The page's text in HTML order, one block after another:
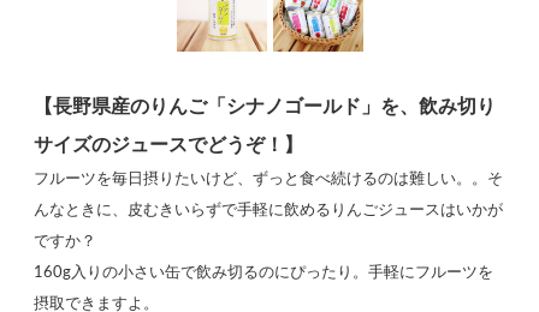
【長野県産のりんご「シナノゴールド」を、飲み切り
サイズのジュースでどうぞ！】
フルーツを毎日摂りたいけど、ずっと食べ続けるのは難しい。。そ
んなときに、皮むきいらずで手軽に飲めるりんごジュースはいかが
ですか？
160g入りの小さい缶で飲み切るのにぴったり。手軽にフルーツを
摂取できますよ。